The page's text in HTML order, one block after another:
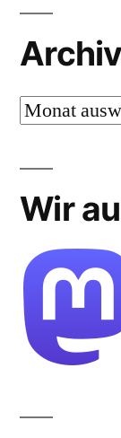
Archiv
Archiv
Wir